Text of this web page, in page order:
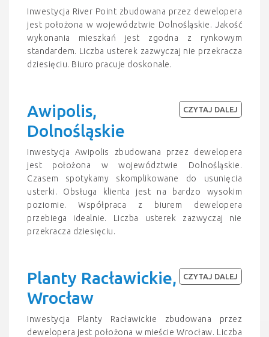
Inwestycja River Point zbudowana przez dewelopera
jest położona w województwie Dolnośląskie. Jakość
wykonania mieszkań jest zgodna z rynkowym
standardem. Liczba usterek zazwyczaj nie przekracza
dziesięciu. Biuro pracuje doskonale.
Awipolis,
Dolnośląskie
Inwestycja Awipolis zbudowana przez dewelopera
jest położona w województwie Dolnośląskie.
Czasem spotykamy skomplikowane do usunięcia
usterki. Obsługa klienta jest na bardzo wysokim
poziomie. Współpraca z biurem dewelopera
przebiega idealnie. Liczba usterek zazwyczaj nie
przekracza dziesięciu.
CZYTAJ DALEJ
Planty Racławickie,
Wrocław
Inwestycja Planty Racławickie zbudowana przez
dewelopera jest położona w mieście Wrocław. Liczba
CZYTAJ DALEJ